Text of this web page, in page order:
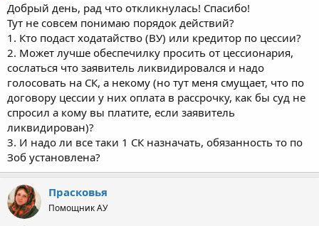
Добрый день, рад что откликнулась! Спасибо!
Тут не совсем понимаю порядок действий?
1. Кто подаст ходатайство (ВУ) или кредитор по цессии?
2. Может лучше обеспечилку просить от цессионария,
сослаться что заявитель ликвидировался и надо
голосовать на СК, а некому (но тут меня смущает, что по
договору цессии у них оплата в рассрочку, как бы суд не
спросил а кому вы платите, если заявитель
ликвидирован)?
3. И надо ли все таки 1 СК назначать, обязанность то по
Зоб установлена?
Прасковья
Помощник АУ